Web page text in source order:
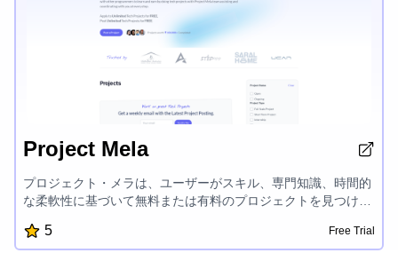
Project Mela
プロジェクト・メラは、ユーザーがスキル、専門知識、時間的
な柔軟性に基づいて無料または有料のプロジェクトを見つけて
クトに取り組み、学習と収益を得ることができるAIドリブンの
コラボレーションプラットフォームです。
5 Free Trial